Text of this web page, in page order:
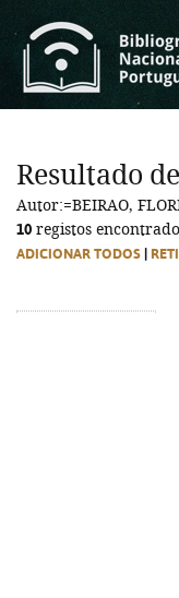
Resultado
Autor:=BEIRAO,
10 registos
ADICIONAR TODOS